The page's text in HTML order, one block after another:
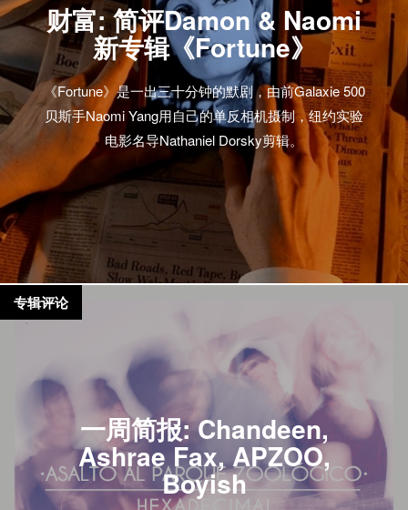
财富: 简评Damon & Naomi
新专辑《Fortune》
《Fortune》是一出三十分钟的默剧，由前Galaxie 500
贝斯手Naomi Yang用自己的单反相机摄制，纽约实验
电影名导Nathaniel Dorsky剪辑。
一周简报: Chandeen,
Ashrae Fax, APZOO,
Boyish
专辑评论